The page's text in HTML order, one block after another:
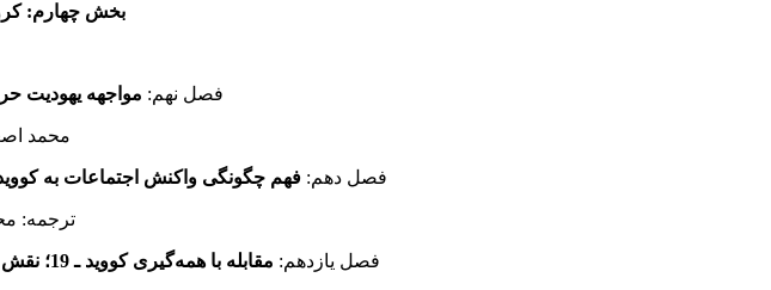
بخش چهارم:
فصل نهم: مواجهه یهودیت
محمد
فصل دهم:فهم چگونگی واکنش اجتماعات به کووید ـ
ترجمه:
فصل يازدهم: مقابله با همه‌گیری کووید ـ 19؛ نقش رهبری اثربخش در میان فلسطینیان ساکن اراضی 48